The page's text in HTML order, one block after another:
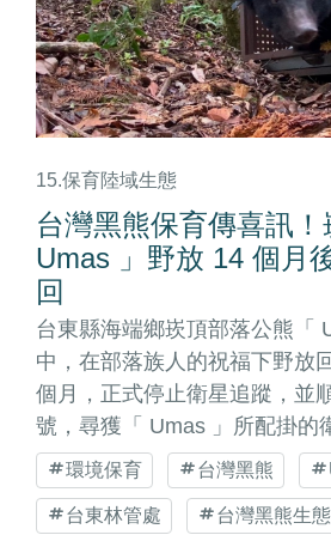
15.保育陸域生態
台灣黑熊保育傳喜訊！
Umas 」野放 14 個月
回
台東縣海端鄉崁頂部落公熊「
中，在部落族人的祝福下野放
個月，正式停止衛星追蹤，並
號，尋獲「 Umas 」所配掛的
環境保育 台灣黑熊
台東林管處 台灣黑熊生